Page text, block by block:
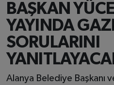
BAŞKAN
YAYINDA
SORULARINI
Alanya Belediye Başkanı